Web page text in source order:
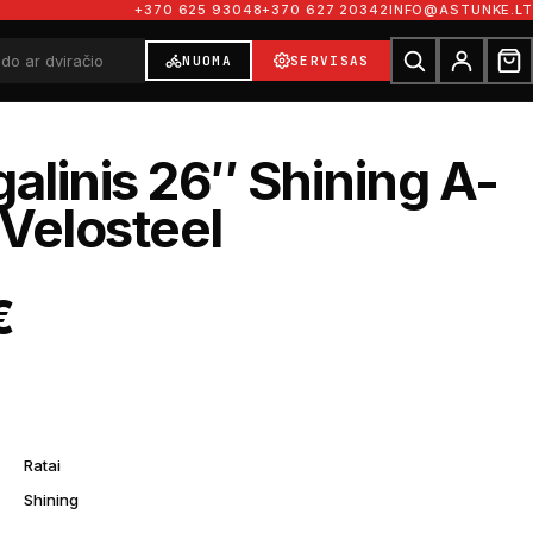
+370 625 93048+370 627 20342INFO@ASTUNKE.LT
NUOMA SERVISAS
26″ Shining A-
Ratai
Shining